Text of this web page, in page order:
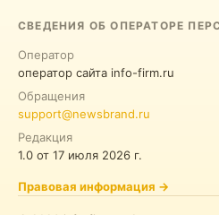
СВЕДЕНИЯ ОБ ОПЕРАТОРЕ
Оператор
оператор сайта info-firm.ru
Обращения
support@newsbrand.ru
Редакция
1.0 от 17 июля 2026 г.
Правовая информация →